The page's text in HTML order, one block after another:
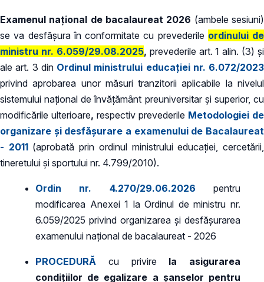
Examenul național de bacalaureat 2026 (ambele sesiuni)
se va desfăşura în conformitate cu prevederile ordinului de
ministru nr. 6.059/29.08.2025, prevederile art. 1 alin. (3) și
ale art. 3 din Ordinul ministrului educației nr. 6.072/2023
privind aprobarea unor măsuri tranzitorii aplicabile la nivelul
sistemului național de învățământ preuniversitar și superior, cu
modificările ulterioare, respectiv prevederile Metodologiei de
organizare şi desfăşurare a examenului de Bacalaureat
- 2011(aprobată prin ordinul ministrului educaţiei, cercetării,
tineretului şi sportului nr. 4.799/2010).
Ordin nr. 4.270/29.06.2026 pentru
modificarea Anexei 1 la Ordinul de ministru nr.
6.059/2025 privind organizarea și desfășurarea
examenului național de bacalaureat - 2026
PROCEDURĂ cu privire la asigurarea
condițiilor de egalizare a șanselor pentru